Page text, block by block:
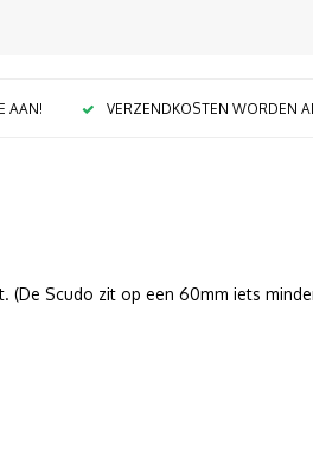
AAN! VERZENDKOSTEN WORDEN
Scudo zit op een 60mm iets